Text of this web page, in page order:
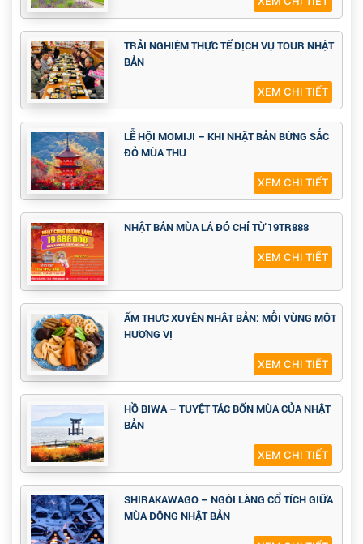
TRẢI NGHIỆM THỰC TẾ DỊCH VỤ TOUR NHẬT
BẢN
XEM CHI TIẾT
LỄ HỘI MOMIJI – KHI NHẬT BẢN BỪNG SẮC
ĐỎ MÙA THU
XEM CHI TIẾT
NHẬT BẢN MÙA LÁ ĐỎ CHỈ TỪ 19TR888
XEM CHI TIẾT
ẨM THỰC XUYÊN NHẬT BẢN: MỖI VÙNG MỘT
HƯƠNG VỊ
XEM CHI TIẾT
HỒ BIWA – TUYỆT TÁC BỐN MÙA CỦA NHẬT
BẢN
XEM CHI TIẾT
SHIRAKAWAGO – NGÔI LÀNG CỔ TÍCH GIỮA
MÙA ĐÔNG NHẬT BẢN